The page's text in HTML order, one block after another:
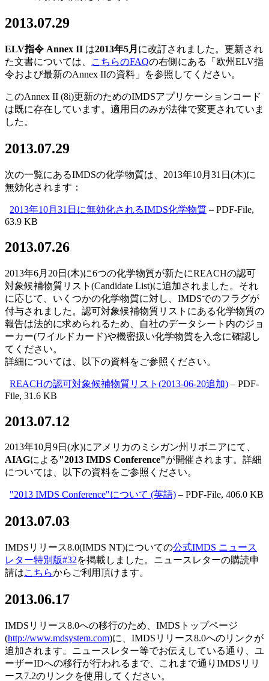
2013.07.29
ELV指令 Annex II は2013年5月 に改訂されました。更新され
た文書については、
こちらのFAQの右側にある「欧州ELV指
令および最新のAnnex IIの資料」を参照してください。
このAnnex II (8i)更新のためのIMDSアプリケーションコード
は既に存在しています。適用日のみが法律で変更されていま
した。
2013.07.29
次の一覧にあるIMDSの化学物質は、2013年10月31日(木)に
無効化されます：
2013年10月31日に無効化されるIMDS化学物質 – PDF-File,
63.9 KB
2013.07.26
2013年6月20日(木)に6つの化学物質が新たにREACHの認可
対象候補物質リスト(Candidate List)に追加されました。それ
に応じて、いくつかの化学物質に対し、IMDSでのフラグが
付与されました。認可対象候補物質リストにある化学物質の
報告は法的に求められるため、自社のデータシート内のジョ
ーカー(ワイルドカード)や機密扱い化学物質を入念に確認し
てください。
詳細については、以下の資料をご参照ください。
REACHの認可対象候補物質リスト(2013-06-20追加) – PDF-
File, 31.6 KB
2013.07.12
2013年10月9日(水)にアメリカのミシガン州リボニアにて、
AIAGによる"2013 IMDS Conference"が開催されます。詳細
については、以下の資料をご参照ください。
"2013 IMDS Conference"について (英語) – PDF-File, 406.0 KB
2013.07.03
IMDSリリース8.0(IMDS NT)についての公式IMDS ニュース
レター特別版#32を掲載しました。ニュースレターの購読申
請はこちらからご利用頂けます。
2013.06.17
IMDSリリース8.0への移行のため、IMDSトップページ
(http://www.mdsystem.com)に、IMDSリリース8.0へのリンクが
追加されます。ニュースレター等でお伝えしている通り、ユ
ーザーIDへの移行が行われるまで、これまで通りIMDSリリ
ース7.2のリンクを使用してください。